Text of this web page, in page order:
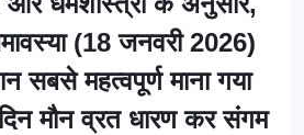
(18 जनवरी 2026)
सबसे महत्वपूर्ण माना गया
मौन व्रत धारण कर संगम